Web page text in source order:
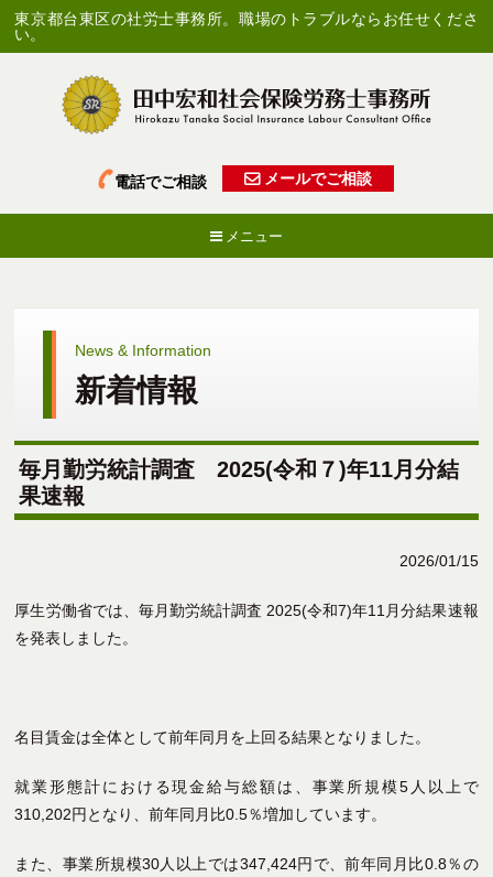
東京都台東区の社労士事務所。職場のトラブルならお任せくださ
い。
電話でご相談 メールでご相談
メニュー
News & Information
新着情報
毎月勤労統計調査 2025(令和７)年11月分結
果速報
2026/01/15
厚生労働省では、毎月勤労統計調査 2025(令和7)年11月分結果速報
を発表しました。
名目賃金は全体として前年同月を上回る結果となりました。
就業形態計における現金給与総額は、事業所規模5人以上で
310,202円となり、前年同月比0.5％増加しています。
また、事業所規模30人以上では347,424円で、前年同月比0.8％の